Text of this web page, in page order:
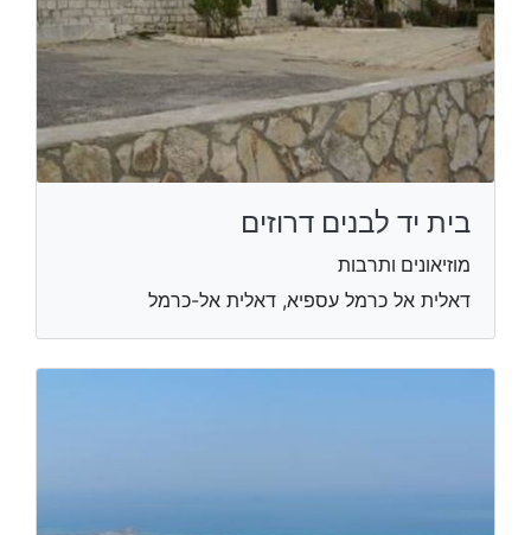
בית יד לבנים דרוזים
מוזיאונים ותרבות
דאלית אל כרמל עספיא, דאלית אל-כרמל